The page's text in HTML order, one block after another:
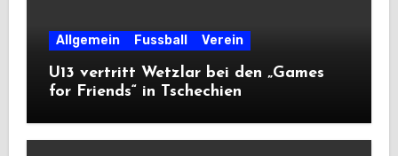
Allgemein Fussball Verein
U13 vertritt Wetzlar bei den „Games
for Friends“ in Tschechien